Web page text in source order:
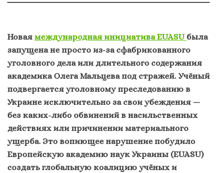
Новая международная инициатива EUASU была
запущена не просто из‑за сфабрикованного
уголовного дела или длительного содержания
академика Олега Мальцева под стражей. Учёный
подвергается уголовному преследованию в
Украине исключительно за свои убеждения —
без каких-либо обвинений в насильственных
действиях или причинении материального
ущерба. Это вопиющее нарушение побудило
Европейскую академию наук Украины (EUASU)
создать глобальную коалицию учёных и